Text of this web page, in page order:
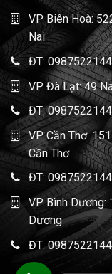
VP Biên Hoà:
Nai
ĐT: 0987522144
VP Đà Lạt: 49
ĐT:0987522144
VP Cần Thơ:
Cần Thơ
ĐT: 0987522144
VP Bình Dương:
Dương
ĐT: 0987522144